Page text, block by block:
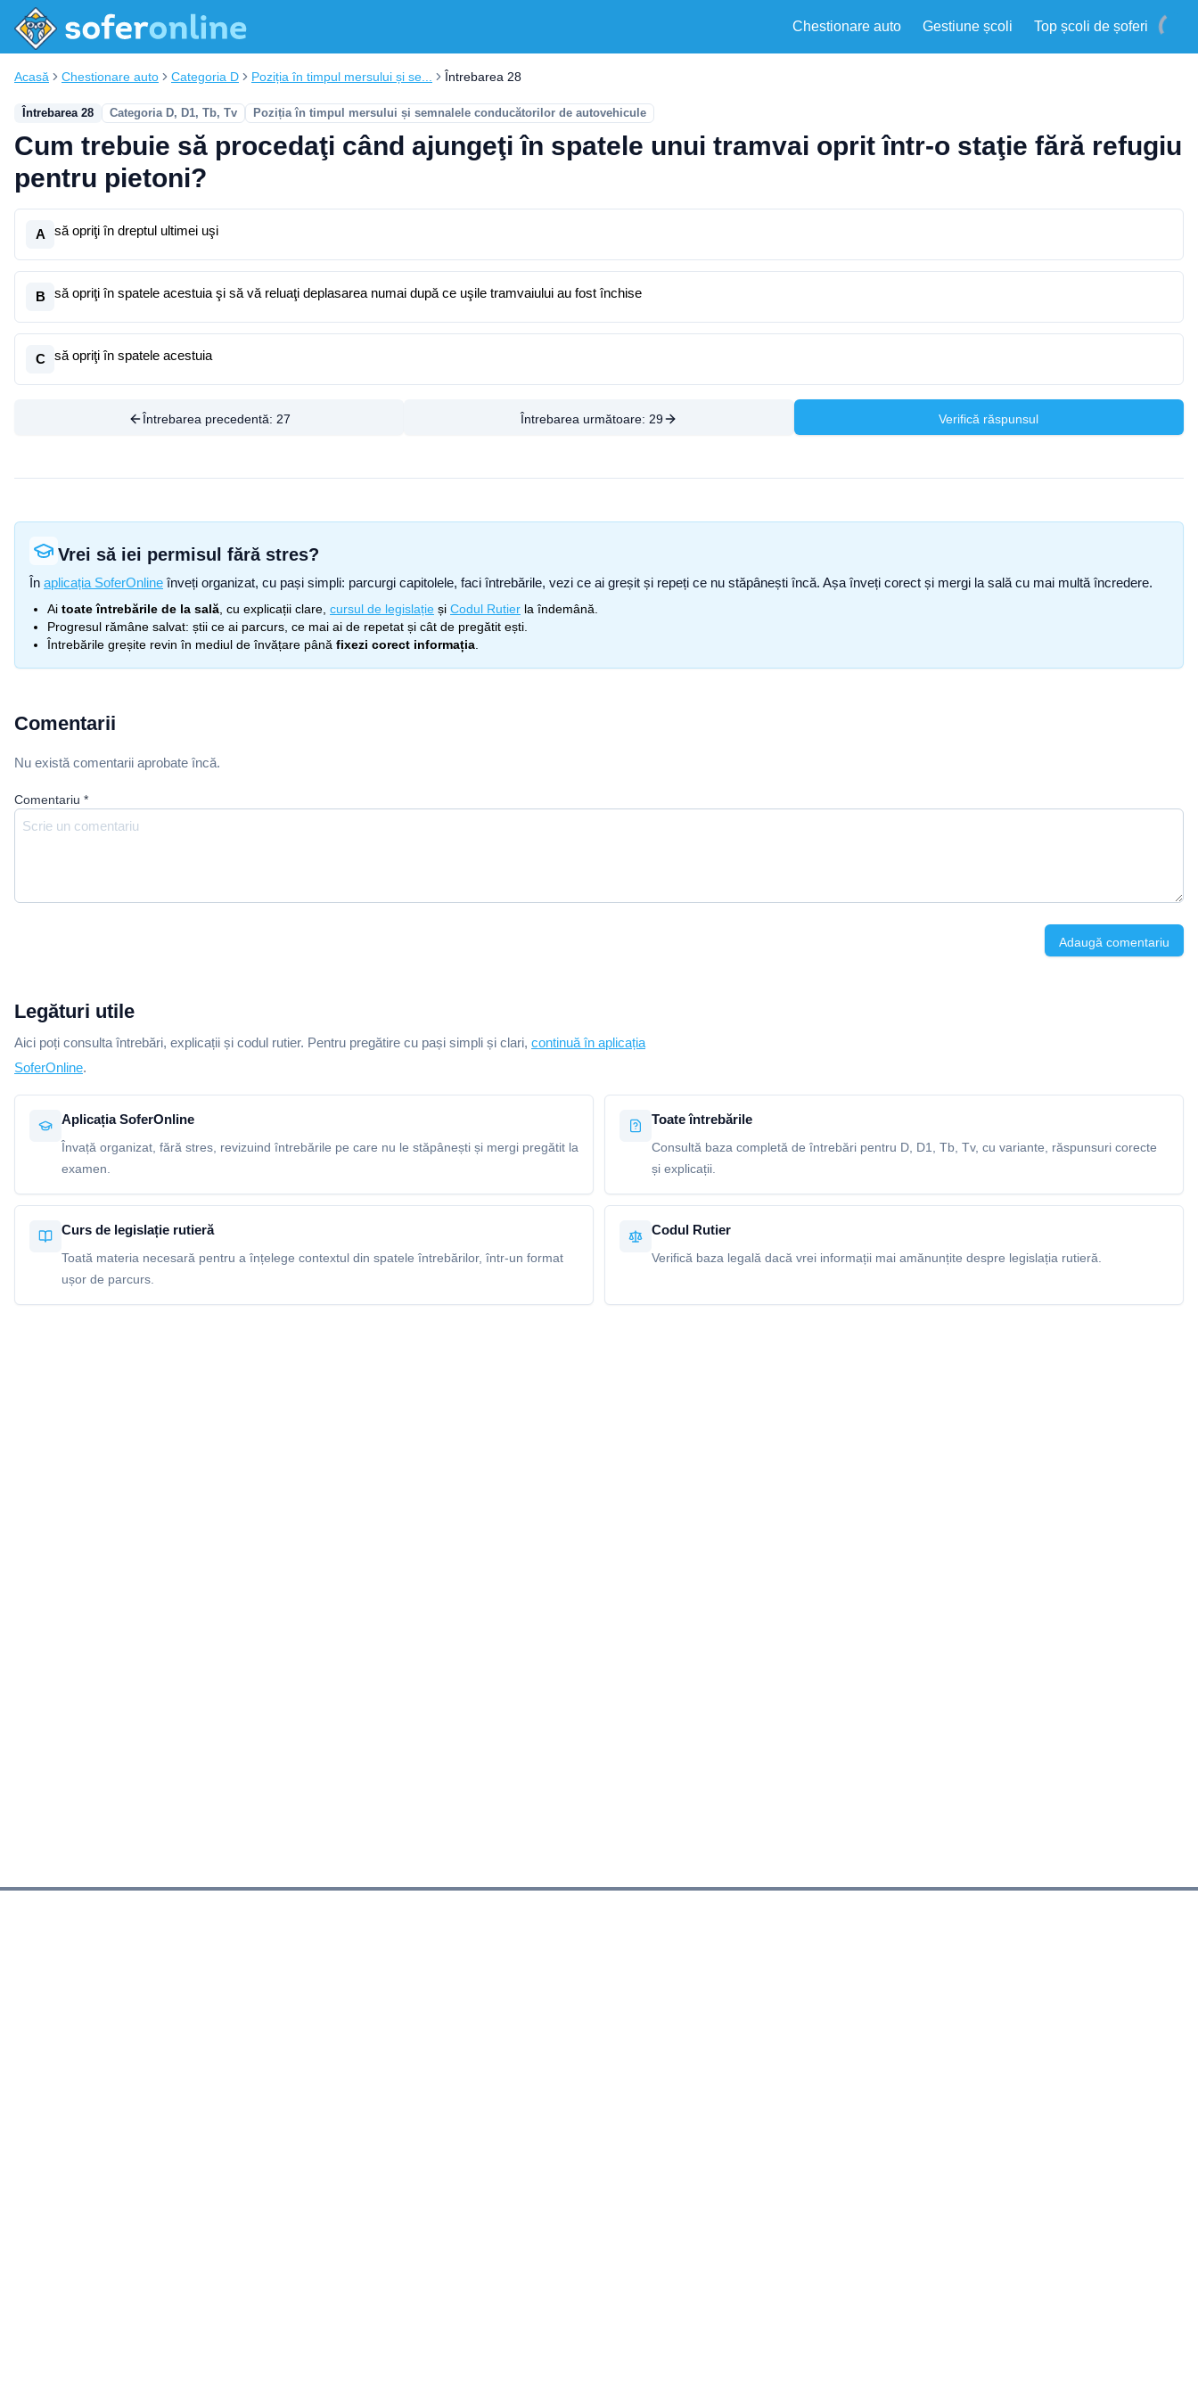
Chestionare auto Gestiune școli Top școli de șoferi
Acasă Chestionare auto Categoria D Poziția în timpul mersului și se... Întrebarea 28
Întrebarea 28 Categoria D, D1, Tb, Tv Poziția în timpul mersului și semnalele conducătorilor de autovehicule
Cum trebuie să procedaţi când ajungeţi în spatele unui tramvai oprit într-o staţie fără refugiu
pentru pietoni?
A să opriţi în dreptul ultimei uşi
B să opriţi în spatele acestuia şi să vă reluaţi deplasarea numai după ce uşile tramvaiului au fost închise
C să opriţi în spatele acestuia
Întrebarea precedentă: 27 Întrebarea următoare: 29 Verifică răspunsul
Vrei să iei permisul fără stres?
În aplicația SoferOnline înveți organizat, cu pași simpli: parcurgi capitolele, faci întrebările, vezi ce ai greșit și repeți ce nu stăpânești încă. Așa înveți corect și mergi la sală cu mai multă încredere.
Ai toate întrebările de la sală , cu explicații clare, cursul de legislație și Codul Rutier la îndemână.
Progresul rămâne salvat: știi ce ai parcurs, ce mai ai de repetat și cât de pregătit ești.
Întrebările greșite revin în mediul de învățare până fixezi corect informația
Comentarii
Nu există comentarii aprobate încă.
Comentariu *
Adaugă comentariu
Legături utile
Aici poți consulta întrebări, explicații și codul rutier. Pentru pregătire cu pași simpli și clari, continuă în aplicația
SoferOnline.
Aplicația SoferOnline
Învață organizat, fără stres, revizuind întrebările pe care nu le stăpânești și mergi pregătit la
examen.
Toate întrebările
Consultă baza completă de întrebări pentru D, D1, Tb, Tv, cu variante, răspunsuri corecte
și explicații.
Curs de legislație rutieră
Toată materia necesară pentru a înțelege contextul din spatele întrebărilor, într-un format
ușor de parcurs.
Codul Rutier
Verifică baza legală dacă vrei informații mai amănunțite despre legislația rutieră.